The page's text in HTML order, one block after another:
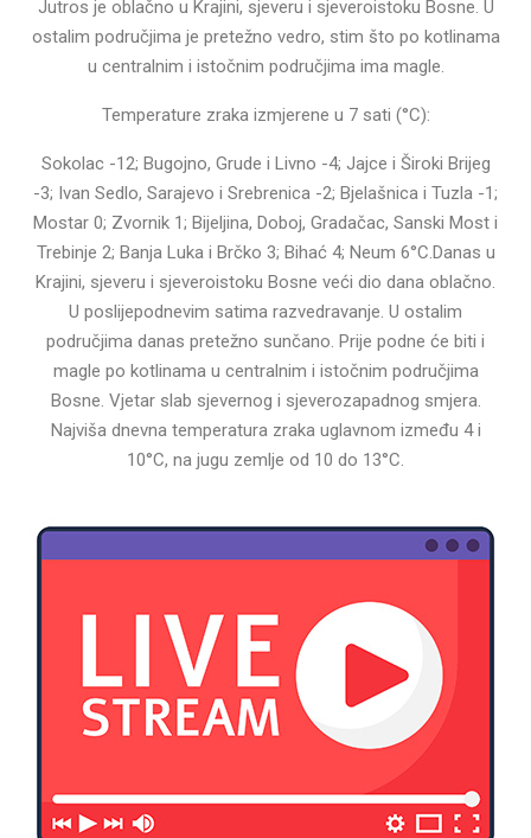
Jutros je oblačno u Krajini, sjeveru i sjeveroistoku Bosne. U
ostalim područjima je pretežno vedro, stim što po kotlinama
u centralnim i istočnim područjima ima magle.
Temperature zraka izmjerene u 7 sati (°C):
Sokolac -12; Bugojno, Grude i Livno -4; Jajce i Široki Brijeg
-3; Ivan Sedlo, Sarajevo i Srebrenica -2; Bjelašnica i Tuzla -1;
Mostar 0; Zvornik 1; Bijeljina, Doboj, Gradačac, Sanski Most i
Trebinje 2; Banja Luka i Brčko 3; Bihać 4; Neum 6°C.Danas u
Krajini, sjeveru i sjeveroistoku Bosne veći dio dana oblačno.
U poslijepodnevim satima razvedravanje. U ostalim
područjima danas pretežno sunčano. Prije podne će biti i
magle po kotlinama u centralnim i istočnim područjima
Bosne. Vjetar slab sjevernog i sjeverozapadnog smjera.
Najviša dnevna temperatura zraka uglavnom između 4 i
10°C, na jugu zemlje od 10 do 13°C.